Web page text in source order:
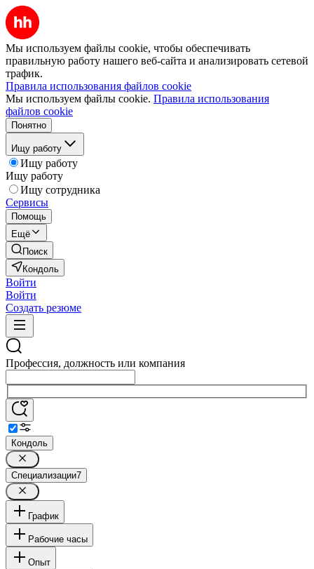
Мы используем файлы cookie, чтобы обеспечивать
правильную работу нашего веб-сайта и анализировать сетевой
трафик.
Правила использования файлов cookie
Мы используем файлы cookie. Правила использования
файлов cookie
Понятно
Ищу работу
Ищу работу
Ищу работу
Ищу сотрудника
Сервисы
Помощь
Ещё
Поиск
Кондоль
Войти
Войти
Создать резюме
Профессия, должность или компания
Кондоль
Специализации7
График
Рабочие часы
Опыт